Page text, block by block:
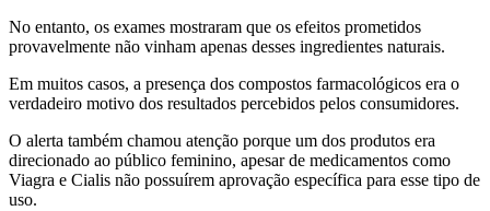
No entanto, os exames mostraram que os efeitos prometidos
provavelmente não vinham apenas desses ingredientes naturais.
Em muitos casos, a presença dos compostos farmacológicos era o
verdadeiro motivo dos resultados percebidos pelos consumidores.
O alerta também chamou atenção porque um dos produtos era
direcionado ao público feminino, apesar de medicamentos como
Viagra e Cialis não possuírem aprovação específica para esse tipo de
uso.